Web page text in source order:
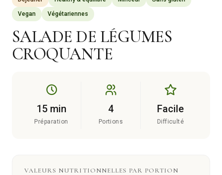
Vegan Végétariennes
SALADE DE LÉGUMES
CROQUANTE
15 min
Préparation
4
Portions
Facile
Difficulté
VALEURS NUTRITIONNELLES PAR PORTION